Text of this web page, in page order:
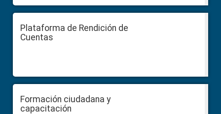
Plataforma de Rendición de
Cuentas
Formación ciudadana y
capacitación